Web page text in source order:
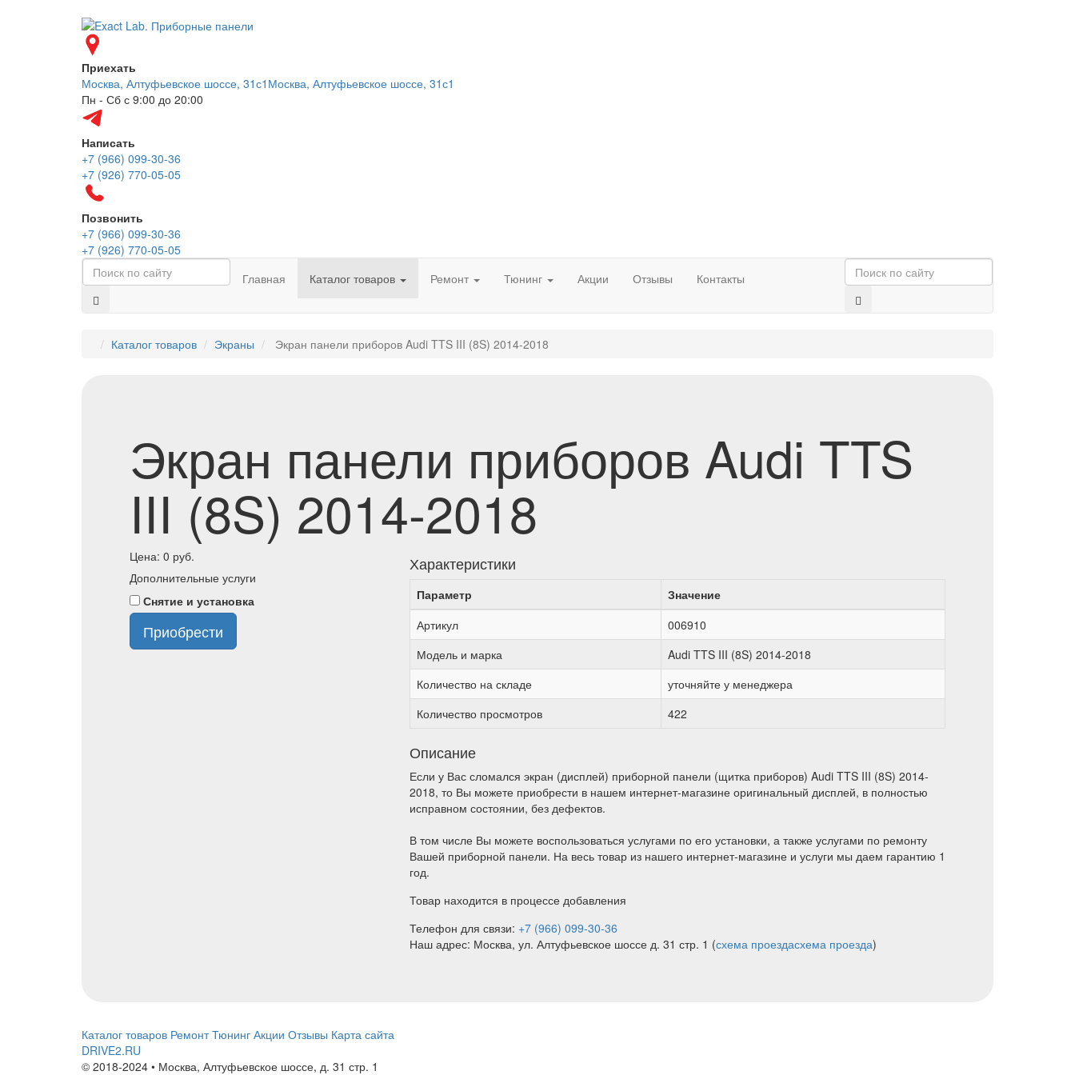
Приехать
Москва, Алтуфьевское шоссе, 31с1 Москва, Алтуфьевское шоссе, 31с1
Пн - Сб с 9:00 до 20:00
Написать
+7 (966) 099-30-36
+7 (926) 770-05-05
Позвонить
+7 (966) 099-30-36
+7 (926) 770-05-05
Главная
Каталог товаров Ремонт Тюнинг Акции Отзывы Контакты
Каталог товаров Экраны Экран панели приборов Audi TTS III (8S) 2014-2018
Экран панели приборов Audi TTS
III (8S) 2014-2018
Цена: 0 руб.
Дополнительные услуги
Снятие и установка
Приобрести
Характеристики
Параметр
Значение
Артикул
006910
Модель и марка
Audi TTS III (8S) 2014-2018
Количество на складе
уточняйте у менеджера
Количество просмотров
422
Описание
Если у Вас сломался экран (дисплей) приборной панели (щитка приборов) Audi TTS III (8S) 2014-
2018, то Вы можете приобрести в нашем интернет-магазине оригинальный дисплей, в полностью
исправном состоянии, без дефектов.
В том числе Вы можете воспользоваться услугами по его установки, а также услугами по ремонту
Вашей приборной панели. На весь товар из нашего интернет-магазине и услуги мы даем гарантию 1
год.
Товар находится в процессе добавления
Телефон для связи: +7 (966) 099-30-36
Наш адрес: Москва, ул. Алтуфьевское шоссе д. 31 стр. 1 (схема проездасхема проезда)
Каталог товаров Ремонт Тюнинг Акции Отзывы Карта сайта
DRIVE2.RU
© 2018-2024 • Москва, Алтуфьевское шоссе, д. 31 стр. 1